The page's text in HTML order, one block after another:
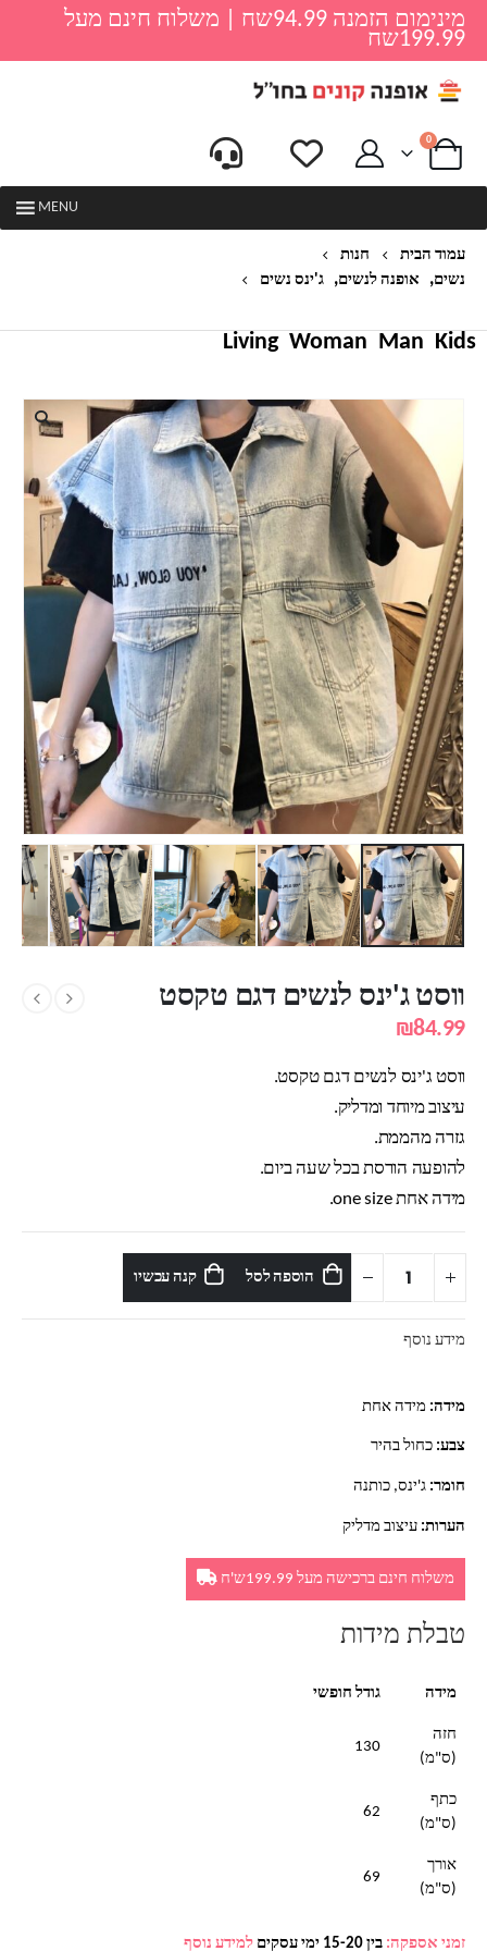
מינימום הזמנה 94.99שח | משלוח חינם מעל
199.99שח
0
MENU
עמוד הבית
חנות
נשים, אופנה לנשים, ג'ינס נשים
Kids
Man
Woman
Living
ווסט ג'ינס לנשים דגם טקסט
₪84.99
ווסט ג'ינס לנשים דגם טקסט.
עיצוב מיוחד ומדליק.
גזרה מהממת.
להופעה הורסת בכל שעה ביום.
מידה אחת one size.
הוספה לסל קנה עכשיו
מידע נוסף
מידה: מידה אחת
צבע: כחול בהיר
חומר: ג'ינס, כותנה
הערות: עיצוב מדליק
משלוח חינם ברכישה מעל 199.99ש'ח
טבלת מידות
מידה גודל חופשי
חזה
(ס"מ)
130
כתף
(ס"מ)
62
אורך
(ס"מ)
69
זמני אספקה: בין 15-20 ימי עסקים למידע נוסף